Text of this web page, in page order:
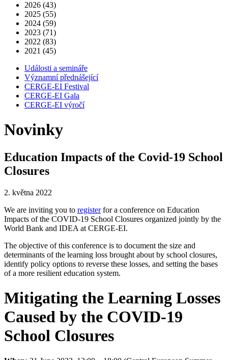
2026 (43)
2025 (55)
2024 (59)
2023 (71)
2022 (83)
2021 (45)
Události a semináře
Významní přednášející
CERGE-EI Festival
CERGE-EI Gala
CERGE-EI výročí
Novinky
Education Impacts of the Covid-19 School
Closures
2. května 2022
We are inviting you to registerfor a conference on Education
Impacts of the COVID-19 School Closures organized jointly by the
World Bank and IDEA at CERGE-EI.
The objective of this conference is to document the size and
determinants of the learning loss brought about by school closures,
identify policy options to reverse these losses, and setting the bases
of a more resilient education system.
Mitigating the Learning Losses
Caused by the COVID-19
School Closures